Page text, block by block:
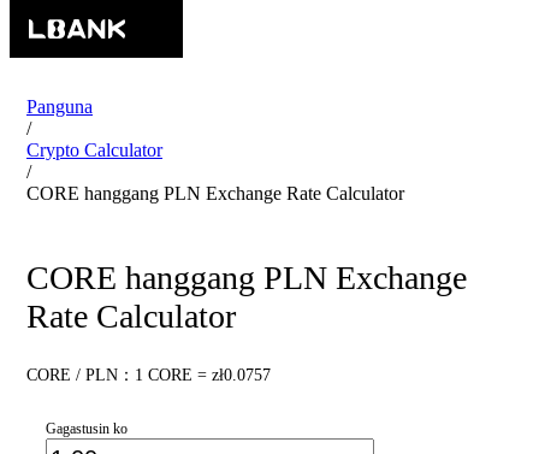
Panguna
/
Crypto Calculator
/
CORE hanggang PLN Exchange Rate Calculator
CORE hanggang PLN Exchange
Rate Calculator
CORE / PLN：1 CORE = zł0.0757
Gagastusin ko